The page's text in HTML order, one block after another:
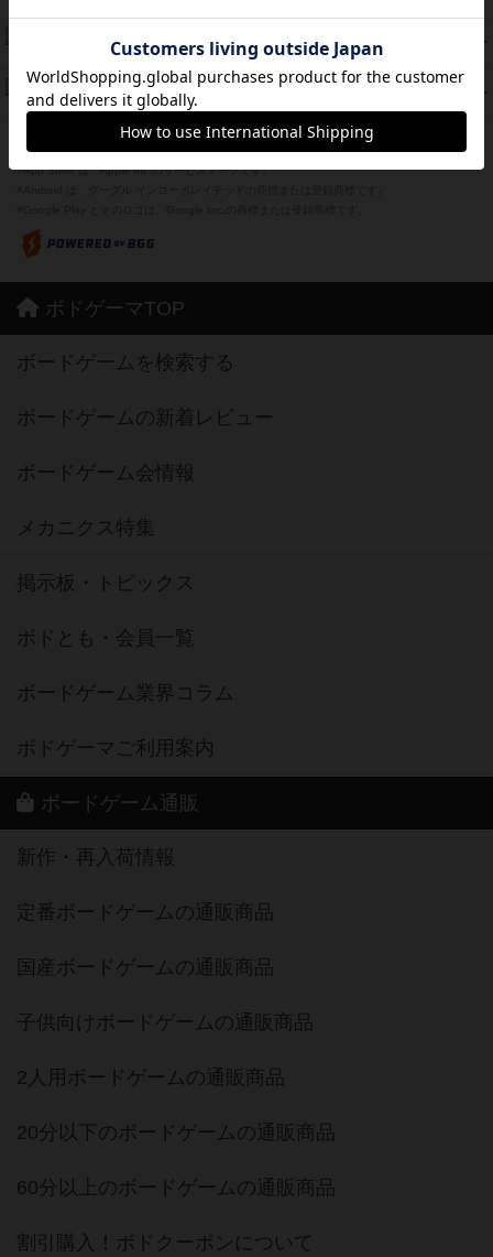
PT
紹介文なし 1件の投稿
PT
ドコジャン
紹介文あり 10件の投稿
※Apple、Apple のロゴ は、米国および他の国々で登録されたApple Inc.の商標です。
※App Store は、Apple Inc.のサービスマークです。
ボドゲーマTOP
ボードゲームを検索する
ボードゲームの新着レビュー
ボードゲーム会情報
メカニクス特集
掲示板・トピックス
ボドとも・会員一覧
ボードゲーム業界コラム
ボドゲーマご利用案内
ボードゲーム通販
新作・再入荷情報
定番ボードゲームの通販商品
国産ボードゲームの通販商品
子供向けボードゲームの通販商品
2人用ボードゲームの通販商品
20分以下のボードゲームの通販商品
60分以上のボードゲームの通販商品
割引購入！ボドクーポンについて